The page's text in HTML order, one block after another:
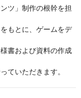
ツ」制作の根幹を担
もとに、ゲームをデ
書および資料の作成
ていただきます。